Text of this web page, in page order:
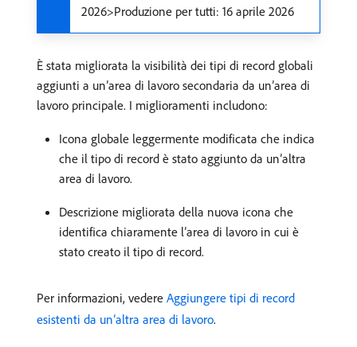
2026>Produzione per tutti: 16 aprile 2026
È stata migliorata la visibilità dei tipi di record globali
aggiunti a un’area di lavoro secondaria da un’area di
lavoro principale. I miglioramenti includono:
Icona globale leggermente modificata che indica
che il tipo di record è stato aggiunto da un’altra
area di lavoro.
Descrizione migliorata della nuova icona che
identifica chiaramente l’area di lavoro in cui è
stato creato il tipo di record.
Per informazioni, vedere Aggiungere tipi di record
esistenti da un’altra area di lavoro.